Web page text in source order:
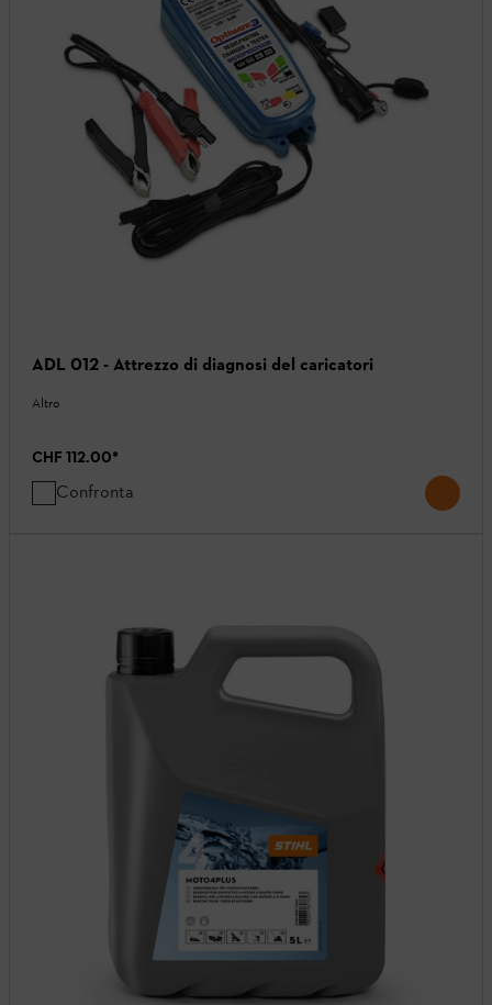
ADL 012 - Attrezzo di diagnosi del caricatori
Altro
CHF 112.00*
Confronta